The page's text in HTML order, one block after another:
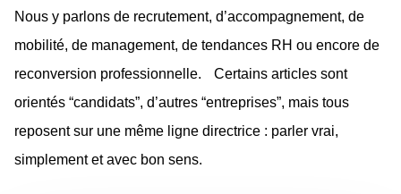
Nous y parlons de recrutement, d’accompagnement, de
mobilité, de management, de tendances RH ou encore de
reconversion professionnelle. Certains articles sont
orientés “candidats”, d’autres “entreprises”, mais tous
reposent sur une même ligne directrice : parler vrai,
simplement et avec bon sens.